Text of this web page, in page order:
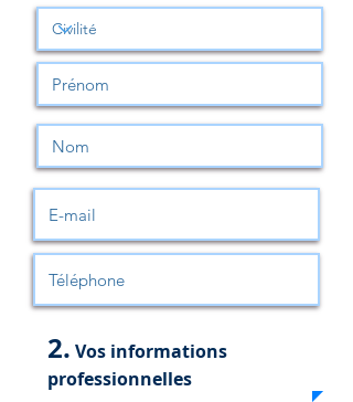
2. Vos informations
professionnelles